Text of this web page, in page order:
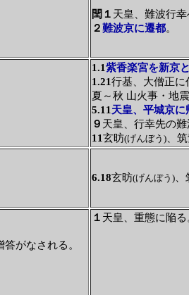
閏１ 天皇、難波行
２難波京に遷都。
1.1紫香楽宮を新京
1.21行基、大僧正に
夏～秋 山火事・地
5.11 天皇、平城京に
９ 天皇、行幸先の難
11玄昉(げんぼう) 、
6.18玄昉(げんぼう)
がなされる。
１ 天皇、重態に陥る